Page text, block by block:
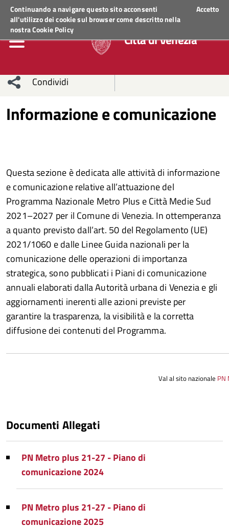
Continuando a navigare questo sito acconsenti
all'utilizzo dei cookie sul browser come descritto nella
nostraCookie Policy
Accetto
Regione Veneto ACCEDI AI SERVIZI
Città di Venezia
Condividi
Condividi
Condividi
Twitter
su
Facebook
Condividi
su
Whatsapp
Informazione e comunicazione
Questa sezione è dedicata alle attività di informazione
e comunicazione relative all’attuazione del
Programma Nazionale Metro Plus e Città Medie Sud
2021–2027 per il Comune di Venezia. In ottemperanza
a quanto previsto dall’art. 50 del Regolamento (UE)
2021/1060 e dalle Linee Guida nazionali per la
comunicazione delle operazioni di importanza
strategica, sono pubblicati i Piani di comunicazione
annuali elaborati dalla Autorità urbana di Venezia e gli
aggiornamenti inerenti alle azioni previste per
garantire la trasparenza, la visibilità e la corretta
diffusione dei contenuti del Programma.
Val al sito nazionale PN
Documenti Allegati
PN Metro plus 21-27 - Piano di
comunicazione 2024
PN Metro plus 21-27 - Piano di
comunicazione 2025